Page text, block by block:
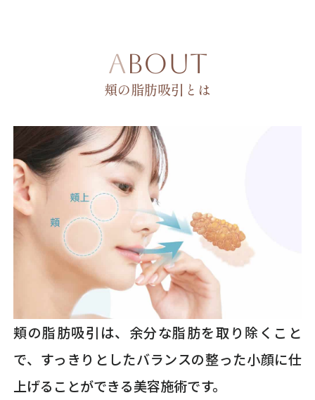
ABOUT
頬の脂肪吸引とは
頬の脂肪吸引は、余分な脂肪を取り除くこと
で、すっきりとしたバランスの整った小顔に仕
上げることができる美容施術です。